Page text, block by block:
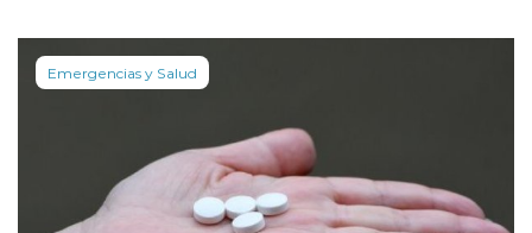
Emergencias y Salud